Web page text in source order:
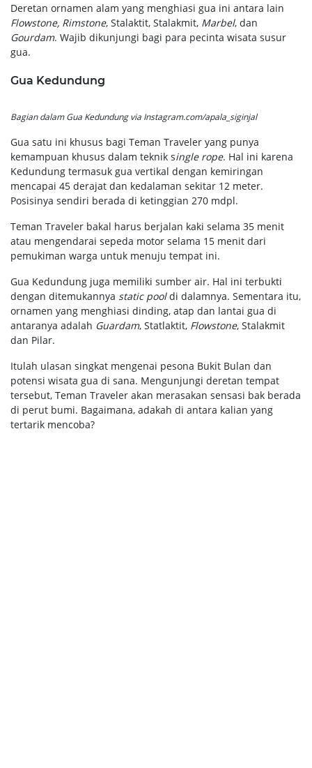
Deretan ornamen alam yang menghiasi gua ini antara lain
Flowstone, Rimstone, Stalaktit, Stalakmit, Marbel, dan
Gourdam. Wajib dikunjungi bagi para pecinta wisata susur
gua.
Gua Kedundung
Bagian dalam Gua Kedundung via Instagram.com/apala_siginjal
Gua satu ini khusus bagi Teman Traveler yang punya
kemampuan khusus dalam teknik single rope. Hal ini karena
Kedundung termasuk gua vertikal dengan kemiringan
mencapai 45 derajat dan kedalaman sekitar 12 meter.
Posisinya sendiri berada di ketinggian 270 mdpl.
Teman Traveler bakal harus berjalan kaki selama 35 menit
atau mengendarai sepeda motor selama 15 menit dari
pemukiman warga untuk menuju tempat ini.
Gua Kedundung juga memiliki sumber air. Hal ini terbukti
dengan ditemukannya static pooldi dalamnya. Sementara itu,
ornamen yang menghiasi dinding, atap dan lantai gua di
antaranya adalah Guardam, Statlaktit, Flowstone, Stalakmit
dan Pilar.
Itulah ulasan singkat mengenai pesona Bukit Bulan dan
potensi wisata gua di sana. Mengunjungi deretan tempat
tersebut, Teman Traveler akan merasakan sensasi bak berada
di perut bumi. Bagaimana, adakah di antara kalian yang
tertarik mencoba?